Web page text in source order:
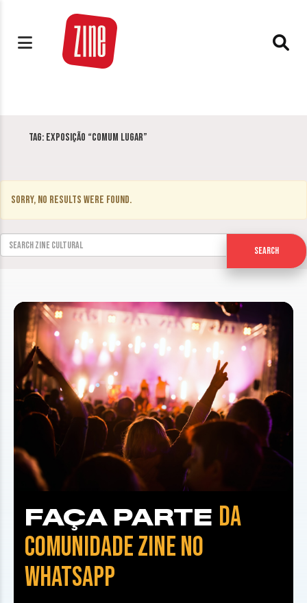
Tag: Exposição “Comum Lugar”
Sorry, no results were found.
Search for:
Search
FAÇA PARTE DA
COMUNIDADE ZINE NO
WHATSAPP